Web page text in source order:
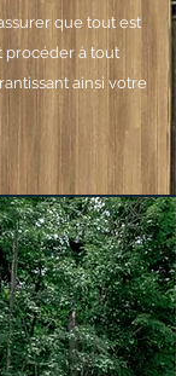
que tout est
procéder à tout
ainsi votre